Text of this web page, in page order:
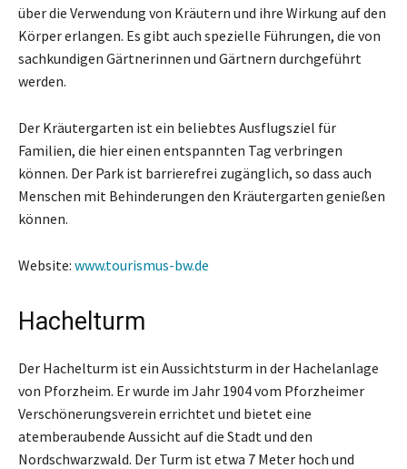
über die Verwendung von Kräutern und ihre Wirkung auf den
Körper erlangen. Es gibt auch spezielle Führungen, die von
sachkundigen Gärtnerinnen und Gärtnern durchgeführt
werden.
Der Kräutergarten ist ein beliebtes Ausflugsziel für
Familien, die hier einen entspannten Tag verbringen
können. Der Park ist barrierefrei zugänglich, so dass auch
Menschen mit Behinderungen den Kräutergarten genießen
können.
Website: www.tourismus-bw.de
Hachelturm
Der Hachelturm ist ein Aussichtsturm in der Hachelanlage
von Pforzheim. Er wurde im Jahr 1904 vom Pforzheimer
Verschönerungsverein errichtet und bietet eine
atemberaubende Aussicht auf die Stadt und den
Nordschwarzwald. Der Turm ist etwa 7 Meter hoch und